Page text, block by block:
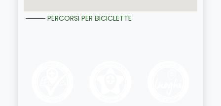
PERCORSI PER BICICLETTE